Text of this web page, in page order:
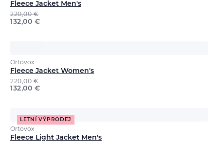
Fleece Jacket Men's
220,00€
132,00 €
Ortovox
Fleece Jacket Women's
220,00€
132,00 €
LETNÍ VÝPRODEJ
Ortovox
Fleece Light Jacket Men's